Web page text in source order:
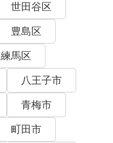
世田谷区
豊島区
練馬区
八王子市
青梅市
町田市